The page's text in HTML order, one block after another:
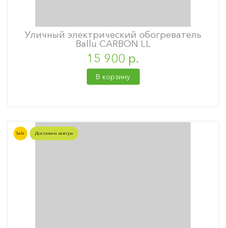
Уличный электрический обогреватель
Ballu CARBON LL
15 900 р.
В корзину
Sale Доставим завтра